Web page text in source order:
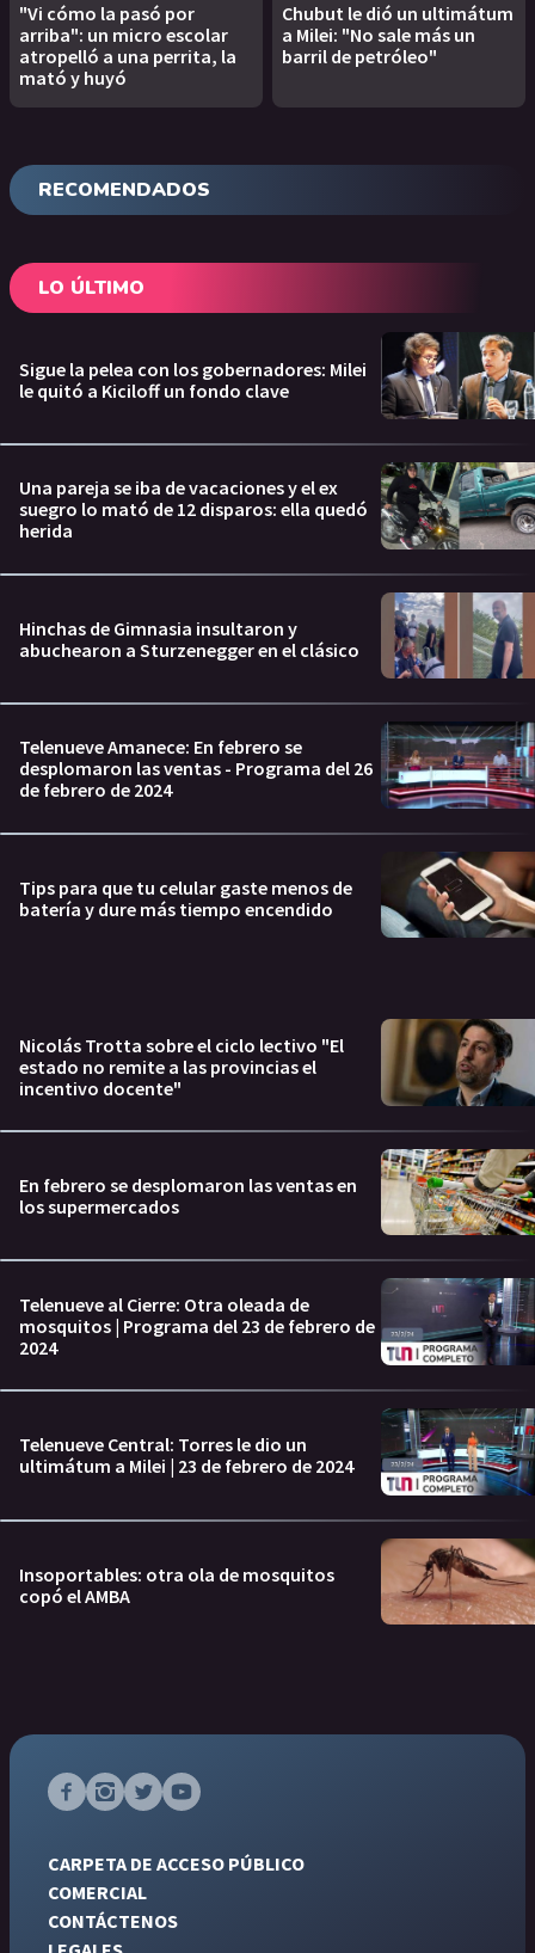
"Vi cómo la pasó por
arriba": un micro escolar
atropelló a una perrita, la
mató y huyó
Chubut le dió un ultimátum
a Milei: "No sale más un
barril de petróleo"
RECOMENDADOS
LO ÚLTIMO
Sigue la pelea con los gobernadores: Milei
le quitó a Kiciloff un fondo clave
Una pareja se iba de vacaciones y el ex
suegro lo mató de 12 disparos: ella quedó
herida
Hinchas de Gimnasia insultaron y
abuchearon a Sturzenegger en el clásico
Telenueve Amanece: En febrero se
desplomaron las ventas - Programa del 26
de febrero de 2024
Tips para que tu celular gaste menos de
batería y dure más tiempo encendido
Nicolás Trotta sobre el ciclo lectivo "El
estado no remite a las provincias el
incentivo docente"
En febrero se desplomaron las ventas en
los supermercados
Telenueve al Cierre: Otra oleada de
mosquitos | Programa del 23 de febrero de
2024
Telenueve Central: Torres le dio un
ultimátum a Milei | 23 de febrero de 2024
Insoportables: otra ola de mosquitos
copó el AMBA
CARPETA DE ACCESO PÚBLICO
COMERCIAL
CONTÁCTENOS